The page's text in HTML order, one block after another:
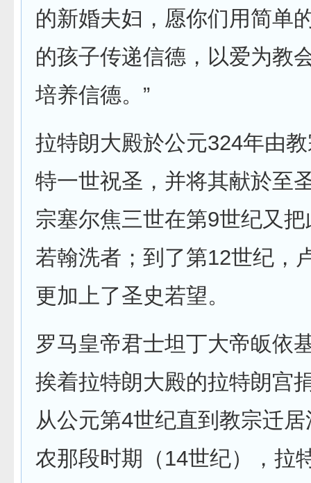
的新婚夫妇，愿你们用简单
的孩子传递信德，以爱为教
培养信德。”
拉特朗大殿於公元324年由
特一世祝圣，并将其献於至
宗塞尔焦三世在第9世纪又
若翰洗者；到了第12世纪，
更加上了圣史若望。
罗马皇帝君士坦丁大帝皈依
挨着拉特朗大殿的拉特朗宫
从公元第4世纪直到教宗迁
农那段时期（14世纪），拉